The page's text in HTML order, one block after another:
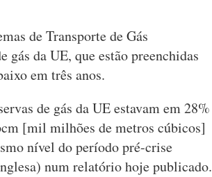
de Transporte de Gás
gás da UE, que estão preenchidas
em três anos.
de gás da UE estavam em 28%
[mil milhões de metros cúbicos]
nível do período pré-crise
num relatório hoje publicado.